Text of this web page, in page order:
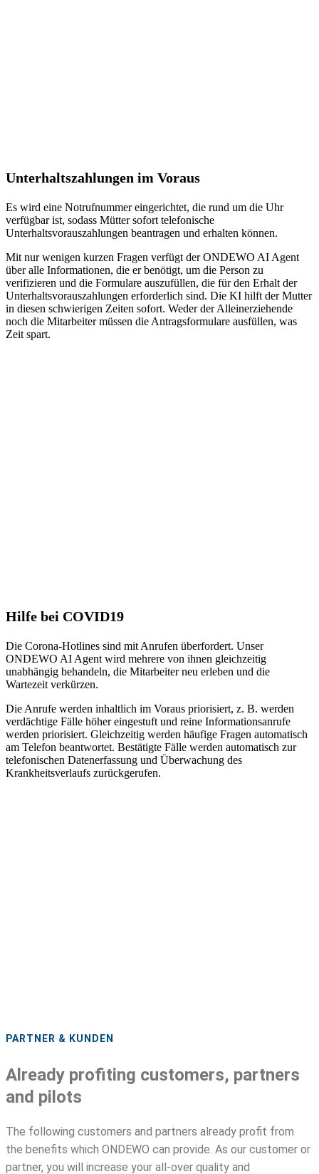
Unterhaltszahlungen im Voraus
Es wird eine Notrufnummer eingerichtet, die rund um die Uhr
verfügbar ist, sodass Mütter sofort telefonische
Unterhaltsvorauszahlungen beantragen und erhalten können.
Mit nur wenigen kurzen Fragen verfügt der ONDEWO AI Agent
über alle Informationen, die er benötigt, um die Person zu
verifizieren und die Formulare auszufüllen, die für den Erhalt der
Unterhaltsvorauszahlungen erforderlich sind. Die KI hilft der Mutter
in diesen schwierigen Zeiten sofort. Weder der Alleinerziehende
noch die Mitarbeiter müssen die Antragsformulare ausfüllen, was
Zeit spart.
Hilfe bei COVID19
Die Corona-Hotlines sind mit Anrufen überfordert. Unser
ONDEWO AI Agent wird mehrere von ihnen gleichzeitig
unabhängig behandeln, die Mitarbeiter neu erleben und die
Wartezeit verkürzen.
Die Anrufe werden inhaltlich im Voraus priorisiert, z. B. werden
verdächtige Fälle höher eingestuft und reine Informationsanrufe
werden priorisiert. Gleichzeitig werden häufige Fragen automatisch
am Telefon beantwortet. Bestätigte Fälle werden automatisch zur
telefonischen Datenerfassung und Überwachung des
Krankheitsverlaufs zurückgerufen.
PARTNER & KUNDEN
Already profiting customers, partners
and pilots
The following customers and partners already profit from
the benefits which ONDEWO can provide. As our customer or
partner, you will increase your all-over quality and